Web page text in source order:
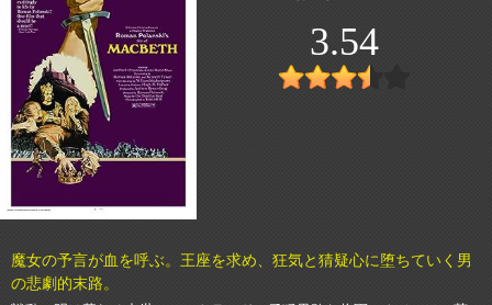
3.54
魔女の予言が血を呼ぶ。王座を求め、狂気と猜疑心に堕ちていく男
の悲劇的末路。